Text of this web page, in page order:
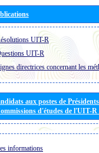
UIT-R
UIT-R
directrices concernant les
aux postes de
d'études de l'UIT-
informations